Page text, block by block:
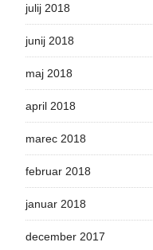
julij 2018
junij 2018
maj 2018
april 2018
marec 2018
februar 2018
januar 2018
december 2017